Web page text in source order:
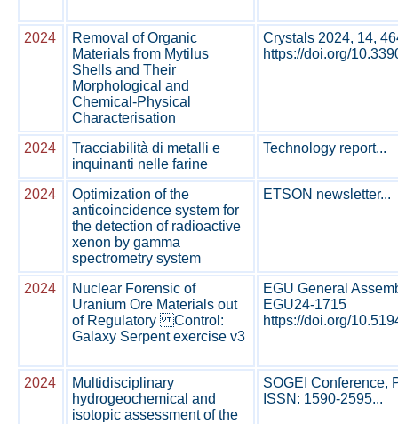
2024
Removal of Organic
Materials from Mytilus
Shells and Their
Morphological and
Chemical-Physical
Characterisation
Crystals 2024, 14,
https://doi.org/
2024
Tracciabilità di metalli e
inquinanti nelle farine
Technology report...
2024
Optimization of the
anticoincidence system for
the detection of radioactive
xenon by gamma
spectrometry system
ETSON newsletter...
2024
Nuclear Forensic of
Uranium Ore Materials out
of Regulatory Control:
Galaxy Serpent exercise v3
EGU General
EGU24-1715
https://doi.org/
2024
Multidisciplinary
hydrogeochemical and
isotopic assessment of the
SOGEI Conference,
ISSN: 1590-2595...